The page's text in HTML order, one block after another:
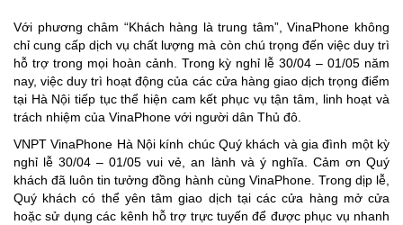
Với phương châm “Khách hàng là trung tâm”, VinaPhone không
chỉ cung cấp dịch vụ chất lượng mà còn chú trọng đến việc duy trì
hỗ trợ trong mọi hoàn cảnh. Trong kỳ nghỉ lễ 30/04 – 01/05 năm
nay, việc duy trì hoạt động của các cửa hàng giao dịch trọng điểm
tại Hà Nội tiếp tục thể hiện cam kết phục vụ tận tâm, linh hoạt và
trách nhiệm của VinaPhone với người dân Thủ đô.
VNPT VinaPhone Hà Nội kính chúc Quý khách và gia đình một kỳ
nghỉ lễ 30/04 – 01/05 vui vẻ, an lành và ý nghĩa. Cảm ơn Quý
khách đã luôn tin tưởng đồng hành cùng VinaPhone. Trong dịp lễ,
Quý khách có thể yên tâm giao dịch tại các cửa hàng mở cửa
hoặc sử dụng các kênh hỗ trợ trực tuyến để được phục vụ nhanh